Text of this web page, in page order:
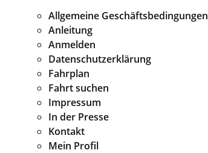
Allgemeine Geschäftsbedingungen
Anleitung
Anmelden
Datenschutzerklärung
Fahrplan
Fahrt suchen
Impressum
In der Presse
Kontakt
Mein Profil